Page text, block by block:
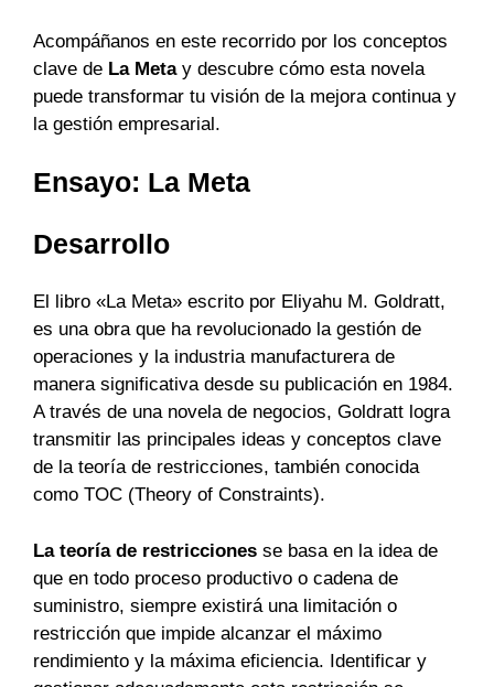
Acompáñanos en este recorrido por los conceptos
clave de La Metay descubre cómo esta novela
puede transformar tu visión de la mejora continua y
la gestión empresarial.
Ensayo: La Meta
Desarrollo
El libro «La Meta» escrito por Eliyahu M. Goldratt,
es una obra que ha revolucionado la gestión de
operaciones y la industria manufacturera de
manera significativa desde su publicación en 1984.
A través de una novela de negocios, Goldratt logra
transmitir las principales ideas y conceptos clave
de la teoría de restricciones, también conocida
como TOC (Theory of Constraints).
La teoría de restricciones se basa en la idea de
que en todo proceso productivo o cadena de
suministro, siempre existirá una limitación o
restricción que impide alcanzar el máximo
rendimiento y la máxima eficiencia. Identificar y